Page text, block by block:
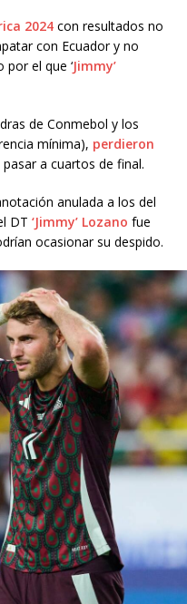
2024 con resultados no
con Ecuador y no
el que ‘Jimmy’
de Conmebol y los
mínima), perdieron
a cuartos de final.
anulada a los del
DT ‘Jimmy’ Lozano fue
ocasionar su despido.